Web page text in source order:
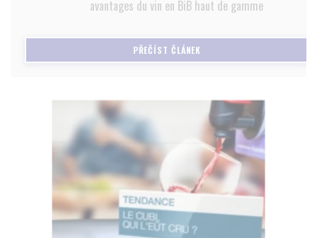
avantages du vin en BiB haut de gamme
PŘEČÍST ČLÁNEK